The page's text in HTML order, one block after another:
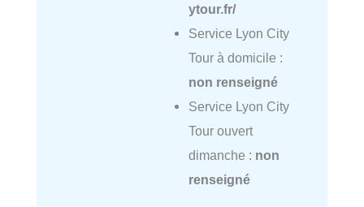
ytour.fr/
Service Lyon City
Tour à domicile :
non renseigné
Service Lyon City
Tour ouvert
dimanche : non
renseigné